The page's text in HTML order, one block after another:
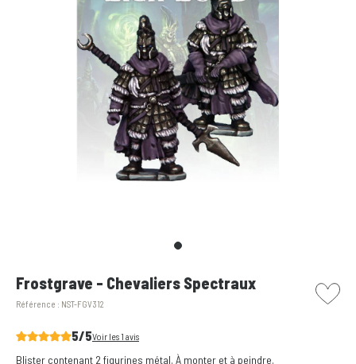
Frostgrave - Chevaliers Spectraux
Référence : NST-FGV312
picto
5/5Voir les 1 avis
Blister contenant 2 figurines métal. À monter et à peindre.